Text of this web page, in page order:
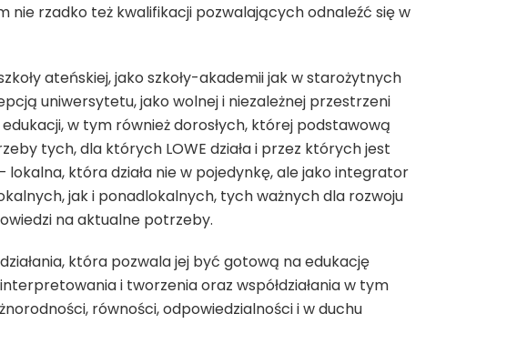
rzadko też kwalifikacji pozwalających odnaleźć się w
ateńskiej, jako szkoły-akademii jak w starożytnych
uniwersytetu, jako wolnej i niezależnej przestrzeni
w tym również dorosłych, której podstawową
tych, dla których LOWE działa i przez których jest
lokalna, która działa nie w pojedynkę, ale jako integrator
jak i ponadlokalnych, tych ważnych dla rozwoju
na aktualne potrzeby.
która pozwala jej być gotową na edukację
i tworzenia oraz współdziałania w tym
równości, odpowiedzialności i w duchu